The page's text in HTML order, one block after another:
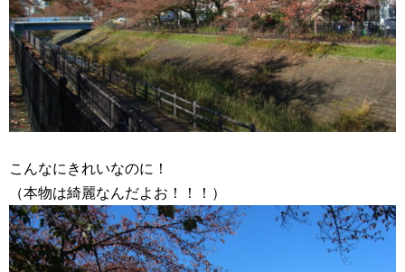
こんなにきれいなのに！
（本物は綺麗なんだよお！！！）